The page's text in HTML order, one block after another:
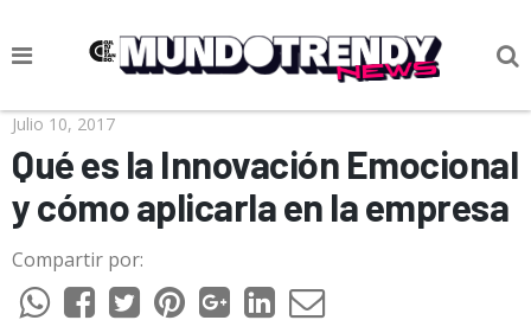
NOTICIAS
CULTURA POP
CIENCIA Y TECNOLOGÍA
VIDA
SOCIEDAD
Julio 10, 2017
Qué es la Innovación Emocional
y cómo aplicarla en la empresa
Compartir por: